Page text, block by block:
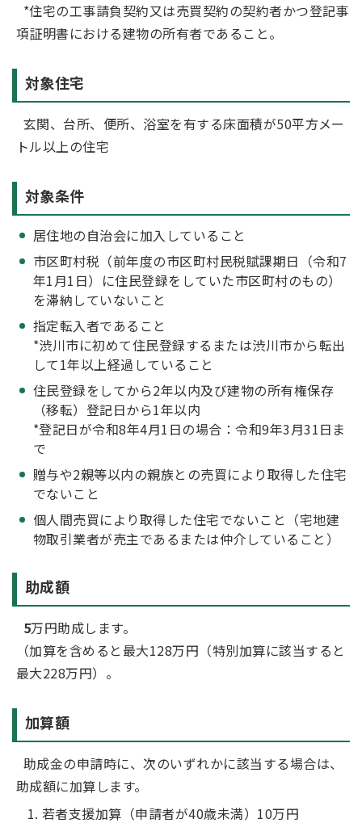
*住宅の工事請負契約又は売買契約の契約者かつ登記事
項証明書における建物の所有者であること。
対象住宅
玄関、台所、便所、浴室を有する床面積が50平方メー
トル以上の住宅
対象条件
居住地の自治会に加入していること
市区町村税（前年度の市区町村民税賦課期日（令和7
年1月1日）に住民登録をしていた市区町村のもの）
を滞納していないこと
指定転入者であること
*渋川市に初めて住民登録するまたは渋川市から転出
して1年以上経過していること
住民登録をしてから2年以内及び建物の所有権保存
（移転）登記日から1年以内
*登記日が令和8年4月1日の場合：令和9年3月31日ま
で
贈与や2親等以内の親族との売買により取得した住宅
でないこと
個人間売買により取得した住宅でないこと（宅地建
物取引業者が売主であるまたは仲介していること）
助成額
5万円助成します。
（加算を含めると最大128万円（特別加算に該当すると
最大228万円）。
加算額
助成金の申請時に、次のいずれかに該当する場合は、
助成額に加算します。
若者支援加算（申請者が40歳未満）10万円